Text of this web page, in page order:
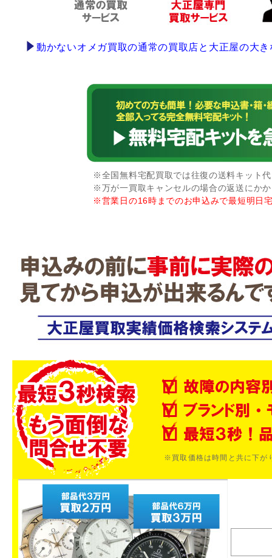
動かないオメガ買取の通常の買取店と大正屋の大
※全国無料宅配買取では往復の送料キット
※万が一買取キャンセルの場合の返送にか
※営業日の16時までのお申込みで最短明日
※買取価格は時間と共に下が